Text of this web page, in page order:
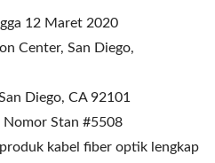
12 Maret 2020
Center, San Diego,
Diego, CA 92101
Nomor Stan #5508
kabel fiber optik lengkap